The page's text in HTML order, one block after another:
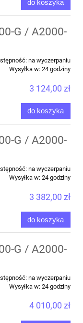
do koszyka
G / A2000-
na wyczerpaniu
Wysyłka w: 24 godziny
3 124,00 zł
do koszyka
G / A2000-
na wyczerpaniu
Wysyłka w: 24 godziny
3 382,00 zł
do koszyka
G / A2000-
na wyczerpaniu
Wysyłka w: 24 godziny
4 010,00 zł